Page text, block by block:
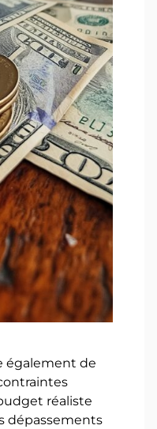
également de
réaliste
dépassements